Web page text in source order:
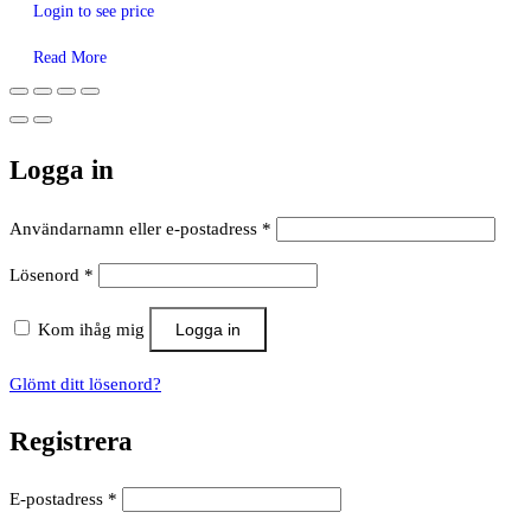
Login to see price
Read More
Logga in
Användarnamn eller e-postadress *
Lösenord *
Kom ihåg mig Logga in
Glömt ditt lösenord?
Registrera
E-postadress *